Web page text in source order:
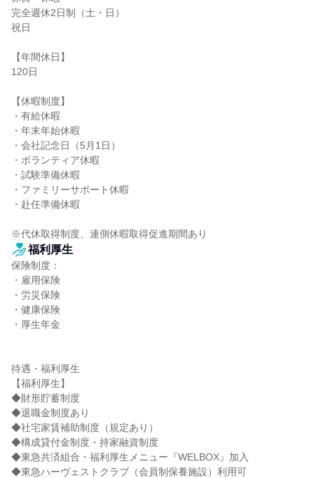
完全週休2日制（土・日）
祝日
【年間休日】
120日
【休暇制度】
・有給休暇
・年末年始休暇
・会社記念日（5月1日）
・ボランティア休暇
・試験準備休暇
・ファミリーサポート休暇
・赴任準備休暇
※代休取得制度、連側休暇取得促進期間あり
福利厚生
保険制度：
・雇用保険
・労災保険
・健康保険
・厚生年金
待遇・福利厚生
【福利厚生】
◆財形貯蓄制度
◆退職金制度あり
◆社宅家賃補助制度（規定あり）
◆構成貸付金制度・持家融資制度
◆東急共済組合・福利厚生メニュー『WELBOX』加入
◆東急ハーヴェストクラブ（会員制保養施設）利用可